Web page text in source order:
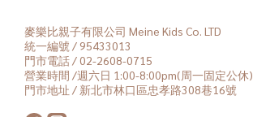
麥樂比親子有限公司 Meine Kids Co. LTD
統一編號 / 95433013
門市電話 / 02-2608-0715
營業時間 /週六日 1:00-8:00pm(周一固定公休)
門市地址 / 新北市林口區忠孝路308巷16號